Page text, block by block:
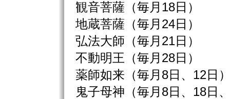
観音菩薩（毎月18日）
地蔵菩薩（毎月24日）
弘法大師（毎月21日）
不動明王（毎月28日）
薬師如来（毎月8日、12日
鬼子母神（毎月8日、18日